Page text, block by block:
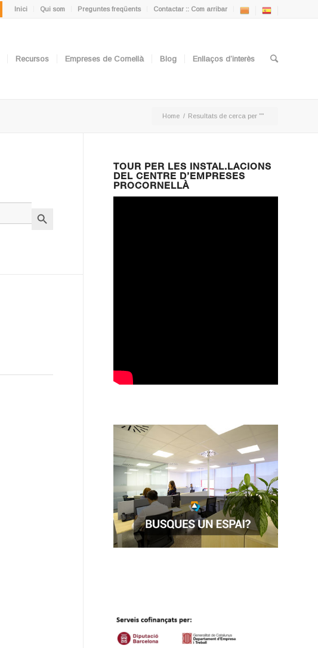
Inici Qui som Preguntes freqüents Contactar :: Com arribar
Recursos Empreses de Cornellà Blog Enllaços d’interès
Home / Resultats de cerca per ""
TOUR PER LES INSTAL.LACIONS
DEL CENTRE D’EMPRESES
PROCORNELLÀ